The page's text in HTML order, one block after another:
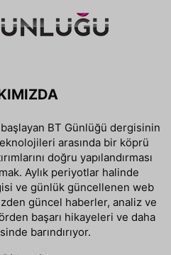
başlayan BT Günlüğü dergisinin
arasında bir köprü
doğru yapılandırması
Aylık periyotlar halinde
ve günlük güncellenen web
güncel haberler, analiz ve
başarı hikayeleri ve daha
barındırıyor.